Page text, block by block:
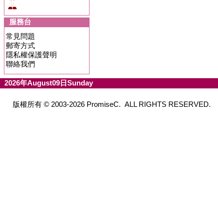
服務台
常見問題
郵寄方式
隱私權保護聲明
聯絡我們
2026年August09日Sunday
版權所有 © 2003-2026 PromiseC. ALL RIGHTS RESERVED.